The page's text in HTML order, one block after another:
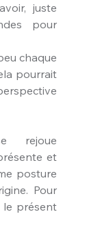
juste
pour
chaque
pourrait
rejoue
et
posture
Pour
le présent